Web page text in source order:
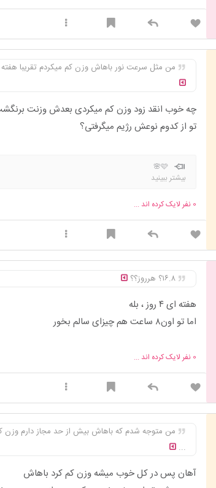
من مثل سرعت نور باهاش وزن کم میکردم تقریبا هفته ای ۲ کیلو و برا من خیلی راحت بود یعنی گرسنه
چه خوب انقد زود وزن کم میکردی بعدش وزنت
تو از کدوم نوعش رژیم میگرفتی؟
🩷🌸
بیشتر ببینید
0 نفر لایک کرده اند ...
۱۶.۸؟ هرروز؟؟
هفته ای ۴ روز ، بله
اما تو‌ اون‌۸ ساعت هم چیزای سالم‌ بخور
0 نفر لایک کرده اند ...
من متوجه شدم که باهاش بیش از حد مجاز دارم
...
آهان پس در کل خوب میشه وزن کم کرد باهاش